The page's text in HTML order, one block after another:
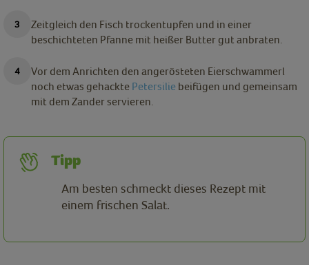
Zeitgleich den Fisch trockentupfen und in einer
beschichteten Pfanne mit heißer Butter gut anbraten.
Vor dem Anrichten den angerösteten Eierschwammerl
noch etwas gehackte Petersilie beifügen und gemeinsam
mit dem Zander servieren.
Tipp
Am besten schmeckt dieses Rezept mit
einem frischen Salat.